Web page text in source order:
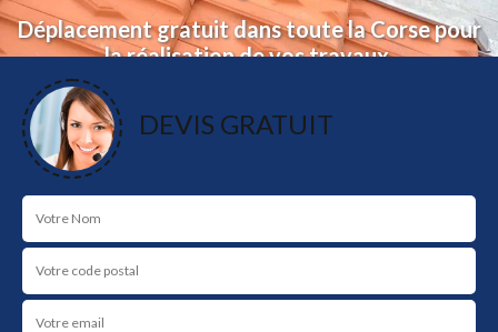
Déplacement gratuit dans toute la Corse pour
la réalisation de vos travaux.
Devis et déplacement gratuit.
NOS RÉALISATIONS
DEVIS GRATUIT